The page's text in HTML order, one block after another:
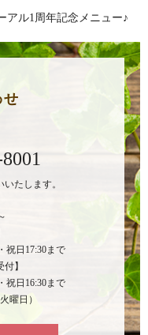
アル1周年記念メニュー♪
たします。
祝日17:30まで
】
祝日16:30まで
曜日）